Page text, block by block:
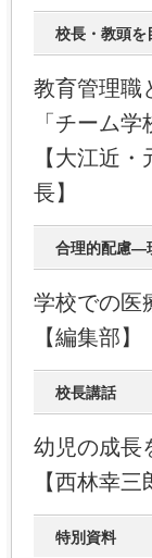
校長・教頭を
教育管理職
「チーム
【大江近
長】
合理的配慮―
学校での医
【編集部】
校長講話
幼児の成長
【西林幸
特別資料